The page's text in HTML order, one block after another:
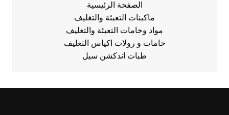
الصفحة الرئيسية
ماكينات التعبئة والتغليف
مواد وخامات التعبئة والتغليف
خامات و رولات اكياس التغليف
طبات اندكشن سيل